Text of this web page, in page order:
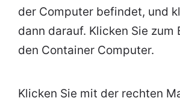
der Computer befindet, und
dann darauf. Klicken Sie zum
den Container Computer.
Klicken Sie mit der rechten